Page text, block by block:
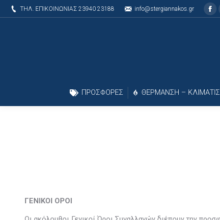
ΤΗΛ. ΕΠΙΚΟΙΝΩΝΙΑΣ 23940 23188 info@stergiannakos.gr
ΠΡΟΣΦΟΡΕΣ ΘΕΡΜΑΝΣΗ –
ΓΕΝΙΚΟΙ ΟΡΟΙ